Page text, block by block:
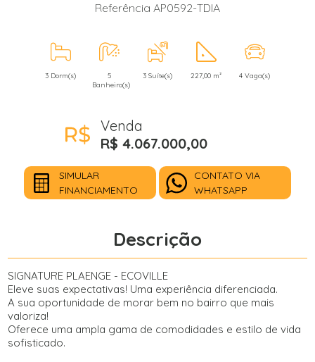
Referência AP0592-TDIA
3 Dorm(s)
5
Banheiro(s)
3 Suíte(s) 227,00 m² 4 Vaga(s)
Venda
R$ 4.067.000,00
SIMULAR
FINANCIAMENTO
CONTATO VIA
WHATSAPP
Descrição
SIGNATURE PLAENGE - ECOVILLE
Eleve suas expectativas! Uma experiência diferenciada.
A sua oportunidade de morar bem no bairro que mais
valoriza!
Oferece uma ampla gama de comodidades e estilo de vida
sofisticado.